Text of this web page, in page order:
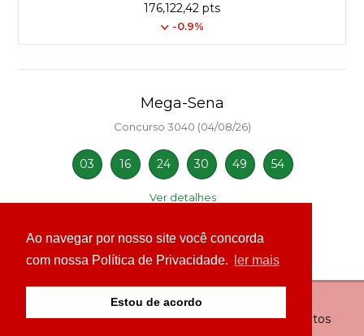
Ao navegar por nosso site você concorda
com nossa Política de Privacidade.
ler mais
Estou de acordo
176,122,42 pts
-0.9%
Mega-Sena
Concurso 3040 (04/08/26)
03 16 24 30 49 54
Ver detalhes
© Copyright 2026 - 24H News MS - Todos os direitos